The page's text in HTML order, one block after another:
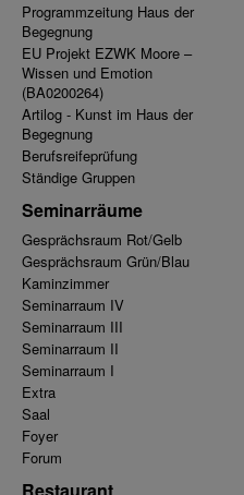
Programmzeitung Haus der
Begegnung
EU Projekt EZWK Moore –
Wissen und Emotion
(BA0200264)
Artilog - Kunst im Haus der
Begegnung
Berufsreifeprüfung
Ständige Gruppen
Seminarräume
Gesprächsraum Rot/Gelb
Gesprächsraum Grün/Blau
Kaminzimmer
Seminarraum IV
Seminarraum III
Seminarraum II
Seminarraum I
Extra
Saal
Foyer
Forum